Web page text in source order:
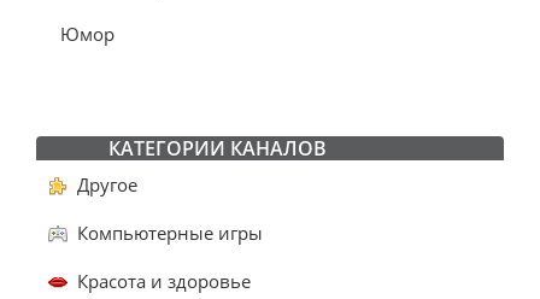
Юмор
КАТЕГОРИИ КАНАЛОВ
Другое
Компьютерные игры
Красота и здоровье